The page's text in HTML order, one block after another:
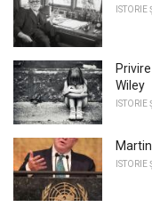
ISTORIE
Wiley
ISTORIE
ISTORIE